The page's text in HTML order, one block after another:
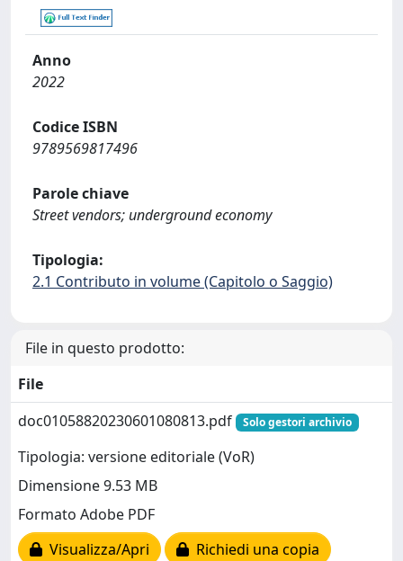
Anno
2022
Codice ISBN
9789569817496
Parole chiave
Street vendors; underground economy
Tipologia:
2.1 Contributo in volume (Capitolo o Saggio)
File in questo prodotto:
File
doc01058820230601080813.pdf
Solo gestori archivio
Tipologia: versione editoriale (VoR)
Dimensione 9.53 MB
Formato Adobe PDF
Visualizza/Apri
Richiedi una copia